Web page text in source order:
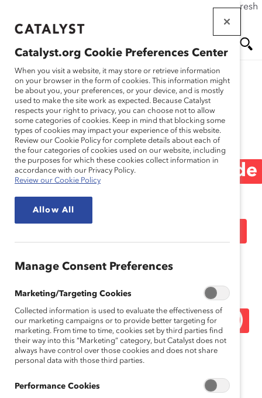
If this page doesn't load as expected, please click the refresh
main
Me
nu
Media Release
Augmentation
significative du nombre de
femmes membres de
au sein des sociétés
ouvertes au Canada
(Communiqué de presse)
March 3, 2014
Catalyst.org Cookie Preferences Center
When you visit a website, it may store or retrieve information
on your browser in the form of cookies. This information might
be about you, your preferences, or your device, and is mostly
used to make the site work as expected. Because Catalyst
respects your right to privacy, you can choose not to allow
some categories of cookies. Keep in mind that blocking some
types of cookies may impact your experience of this website.
Review our Cookie Policy for complete details about each of
the four categories of cookies used on our website, including
the purposes for which these cookies collect information in
accordance with our Privacy Policy.
Review our Cookie Policy
Allow All
Manage Consent Preferences
Marketing/Targeting Cookies
Collected information is used to evaluate the effectiveness of
our marketing campaigns or to provide better targeting for
marketing. From time to time, cookies set by third parties find
their way into this “Marketing” category, but Catalyst does not
always have control over those cookies and does not share
personal data with those third parties.
Performance Cookies